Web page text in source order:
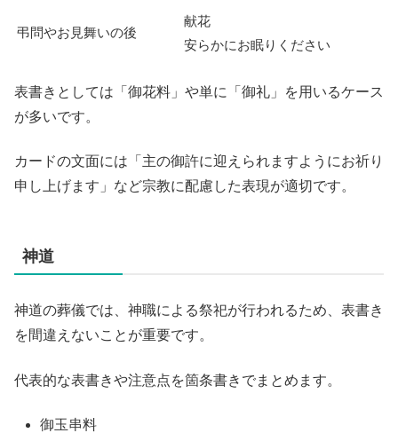
弔問やお見舞いの後
献花
安らかにお眠りください
表書きとしては「御花料」や単に「御礼」を用いるケース
が多いです。
カードの文面には「主の御許に迎えられますようにお祈り
申し上げます」など宗教に配慮した表現が適切です。
神道
神道の葬儀では、神職による祭祀が行われるため、表書き
を間違えないことが重要です。
代表的な表書きや注意点を箇条書きでまとめます。
御玉串料